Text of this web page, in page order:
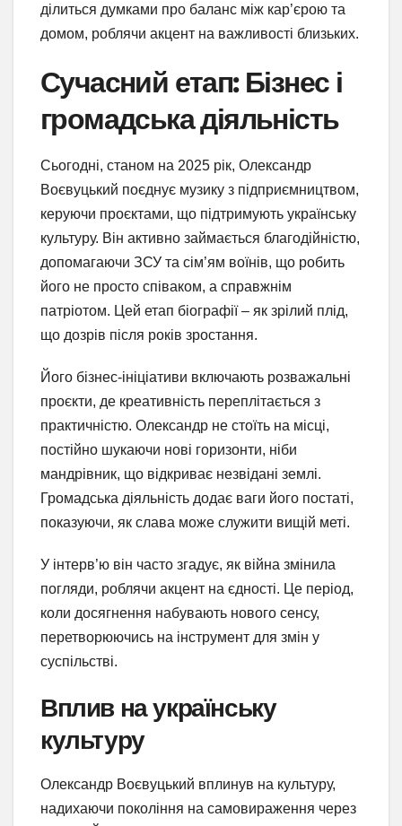
ділиться думками про баланс між кар’єрою та
домом, роблячи акцент на важливості близьких.
Сучасний етап: Бізнес і
громадська діяльність
Сьогодні, станом на 2025 рік, Олександр
Воєвуцький поєднує музику з підприємництвом,
керуючи проєктами, що підтримують українську
культуру. Він активно займається благодійністю,
допомагаючи ЗСУ та сім’ям воїнів, що робить
його не просто співаком, а справжнім
патріотом. Цей етап біографії – як зрілий плід,
що дозрів після років зростання.
Його бізнес-ініціативи включають розважальні
проєкти, де креативність переплітається з
практичністю. Олександр не стоїть на місці,
постійно шукаючи нові горизонти, ніби
мандрівник, що відкриває незвідані землі.
Громадська діяльність додає ваги його постаті,
показуючи, як слава може служити вищій меті.
У інтерв’ю він часто згадує, як війна змінила
погляди, роблячи акцент на єдності. Це період,
коли досягнення набувають нового сенсу,
перетворюючись на інструмент для змін у
суспільстві.
Вплив на українську
культуру
Олександр Воєвуцький вплинув на культуру,
надихаючи покоління на самовираження через